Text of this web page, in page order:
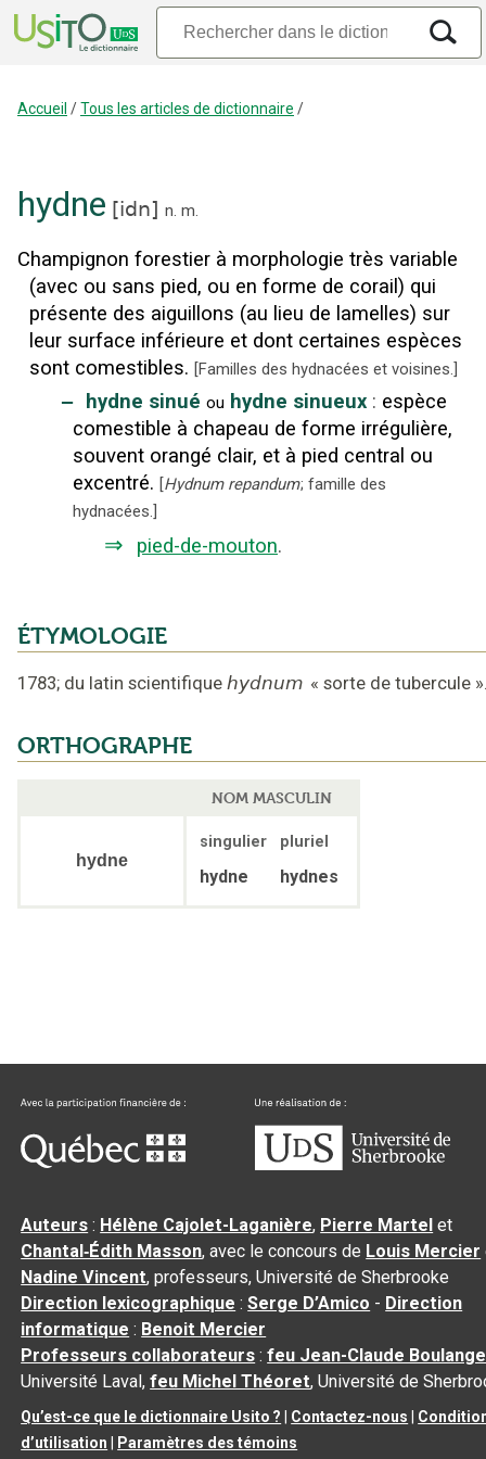
Accueil /Tous les articles de dictionnaire /
hydne [idn] n. m.
Champignon forestier à morphologie très variable
(avec ou sans pied, ou en forme de corail) qui
présente des aiguillons (au lieu de lamelles) sur
leur surface inférieure et dont certaines espèces
sont comestibles. [Familles des hydnacées et voisines.]
‒ hydne sinué ou hydne sinueux : espèce
comestible à chapeau de forme irrégulière,
souvent orangé clair, et à pied central ou
excentré. [Hydnum repandum; famille des
hydnacées.
⇒ pied-de-mouton.
ÉTYMOLOGIE
1783; du latin scientifique hydnum « sorte de tubercule
ORTHOGRAPHE
NOM MASCULIN
hydne
singulier pluriel
hydne hydnes
Auteurs : Hélène Cajolet-Laganière, Pierre Martel et
Chantal‑Édith Masson, avec le concours de Louis Mercier
Nadine Vincent, professeurs, Université de Sherbrooke
Direction lexicographique :Serge D’Amico - Direction
informatique : Benoit Mercier
Professeurs collaborateurs :feu Jean-Claude
Université Laval,feu Michel Théoret, Université de
Qu’est-ce que le dictionnaire Usito ? Contactez-nous
d’utilisation
Paramètres des témoins